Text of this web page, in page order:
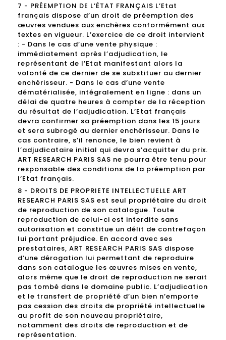
7 - PRÉEMPTION DE L’ÉTAT FRANÇAIS L’Etat
français dispose d’un droit de préemption des
œuvres vendues aux enchères conformément aux
textes en vigueur. L’exercice de ce droit intervient
: - Dans le cas d’une vente physique :
immédiatement après l’adjudication, le
représentant de l’Etat manifestant alors la
volonté de ce dernier de se substituer au dernier
enchérisseur. - Dans le cas d’une vente
dématérialisée, intégralement en ligne : dans un
délai de quatre heures à compter de la réception
du résultat de l’adjudication. L’Etat français
devra confirmer sa préemption dans les 15 jours
et sera subrogé au dernier enchérisseur. Dans le
cas contraire, s’il renonce, le bien revient à
l’adjudicataire initial qui devra s’acquitter du prix.
ART RESEARCH PARIS SAS ne pourra être tenu pour
responsable des conditions de la préemption par
l’Etat français.
8 - DROITS DE PROPRIETE INTELLECTUELLE ART
RESEARCH PARIS SAS est seul propriétaire du droit
de reproduction de son catalogue. Toute
reproduction de celui-ci est interdite sans
autorisation et constitue un délit de contrefaçon
lui portant préjudice. En accord avec ses
prestataires, ART RESEARCH PARIS SAS dispose
d’une dérogation lui permettant de reproduire
dans son catalogue les œuvres mises en vente,
alors même que le droit de reproduction ne serait
pas tombé dans le domaine public. L’adjudication
et le transfert de propriété d’un bien n’emporte
pas cession des droits de propriété intellectuelle
au profit de son nouveau propriétaire,
notamment des droits de reproduction et de
représentation.